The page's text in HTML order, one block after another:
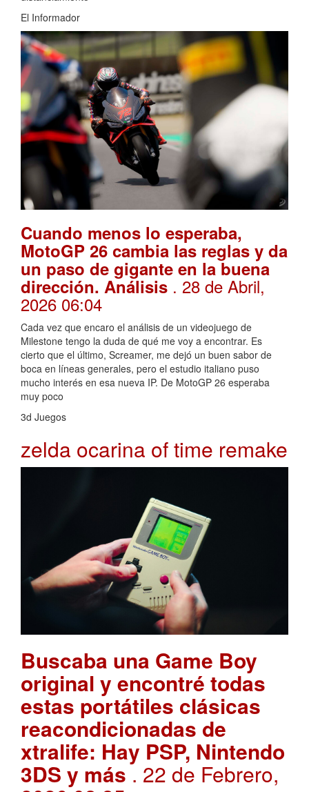
El Informador
Cuando menos lo esperaba,
MotoGP 26 cambia las reglas y da
un paso de gigante en la buena
dirección. Análisis . 28 de Abril,
2026 06:04
Cada vez que encaro el análisis de un videojuego de
Milestone tengo la duda de qué me voy a encontrar. Es
cierto que el último, Screamer, me dejó un buen sabor de
boca en líneas generales, pero el estudio italiano puso
mucho interés en esa nueva IP. De MotoGP 26 esperaba
muy poco
3d Juegos
zelda ocarina of time remake
Buscaba una Game Boy
original y encontré todas
estas portátiles clásicas
reacondicionadas de
xtralife: Hay PSP, Nintendo
3DS y más. 22 de Febrero,